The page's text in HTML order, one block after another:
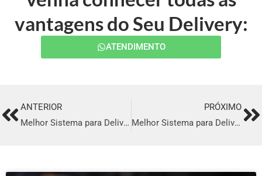
vantagens do Seu Delivery:
ATENDIMENTO
PrevANTERIOR
Melhor Sistema para Delivery em Indaiatuba
PRÓXIMO
Melhor Sistema para Delivery em Itapevi